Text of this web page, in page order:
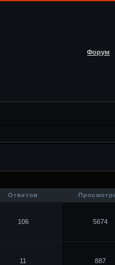
Форум
Ответов
106
5674
11
887